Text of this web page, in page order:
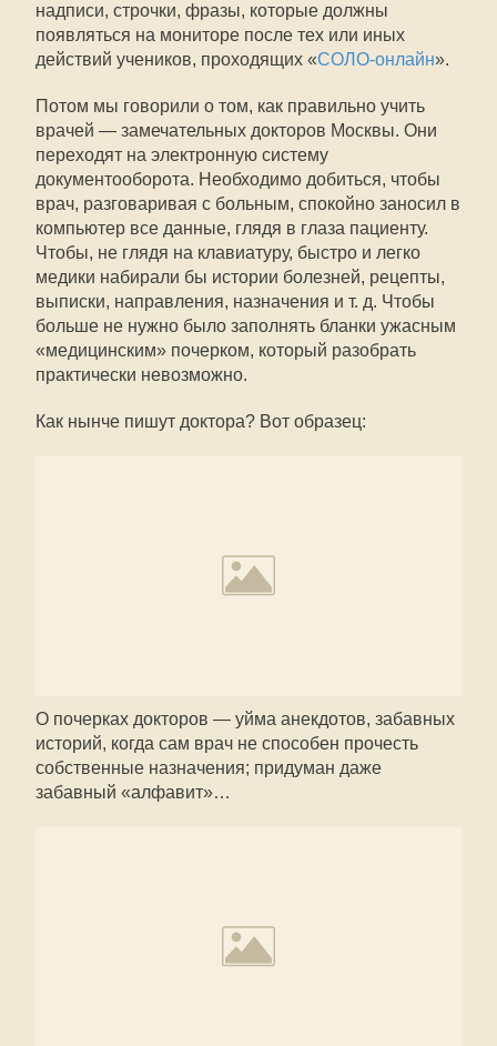
надписи, строчки, фразы, которые должны
появляться на мониторе после тех или иных
действий учеников, проходящих «СОЛО-онлайн».
Потом мы говорили о том, как правильно учить
врачей — замечательных докторов Москвы. Они
переходят на электронную систему
документооборота. Необходимо добиться, чтобы
врач, разговаривая с больным, спокойно заносил в
компьютер все данные, глядя в глаза пациенту.
Чтобы, не глядя на клавиатуру, быстро и легко
медики набирали бы истории болезней, рецепты,
выписки, направления, назначения и т. д. Чтобы
больше не нужно было заполнять бланки ужасным
«медицинским» почерком, который разобрать
практически невозможно.
Как нынче пишут доктора? Вот образец:
О почерках докторов — уйма анекдотов, забавных
историй, когда сам врач не способен прочесть
собственные назначения; придуман даже
забавный «алфавит»…